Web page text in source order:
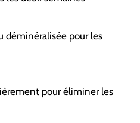
déminéralisée pour les
pour éliminer les